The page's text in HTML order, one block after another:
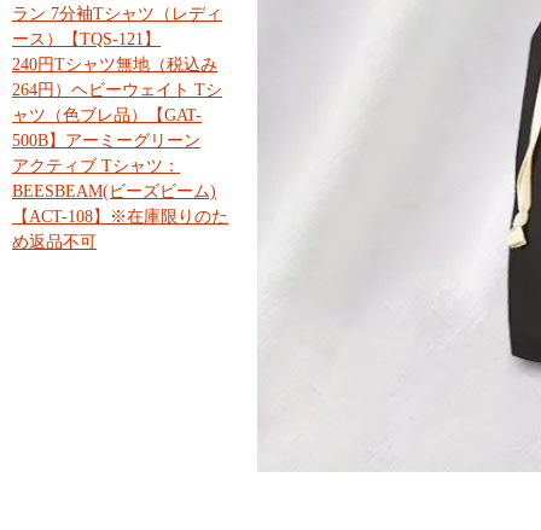
ラン 7分袖Tシャツ（レディ
ース）【TQS-121】
240円Tシャツ無地（税込み
264円）ヘビーウェイト Tシ
ャツ（色ブレ品）【GAT-
500B】アーミーグリーン
アクティブ Tシャツ：
BEESBEAM(ビーズビーム)
【ACT-108】※在庫限りのた
め返品不可